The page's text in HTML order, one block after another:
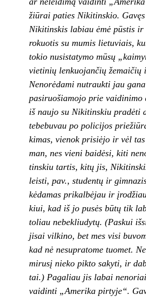
žiūrai paties Nikitinskio.
Nikitinskis labiau ėmė pūstis ir
rokuotis su mumis lietuviais,
tokio nusistatymo mūsų
vietinių lenkuojančių žemaičių
Nenorėdami nutraukti jau
pasiruošiamojo prie vaidinimo
iš naujo su Nikitinskiu pradėti
tebebuvau po policijos
kimas, vienok prisiėjo ir vėl
man, nes vieni baidėsi, kiti
tinskiu tartis, kitų jis,
leisti, pav., studentų ir
kėdamas prikalbėjau ir
kiui, kad iš jo pusės būtų tik
toliau nebekliudytų. (Paskui
jisai vilkino, bet mes visi
kad nė nesupratome tuomet.
mirusį nieko pikto sakyti, ir
tai.) Pagaliau jis labai
vaidinti „Amerika pirtyje“.